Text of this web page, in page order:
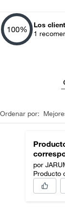
100%
Los
1
Ordenar por:
por
Producto